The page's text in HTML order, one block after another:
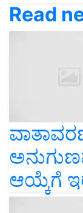
Read
ಆಯ್ಕೆಗೆ